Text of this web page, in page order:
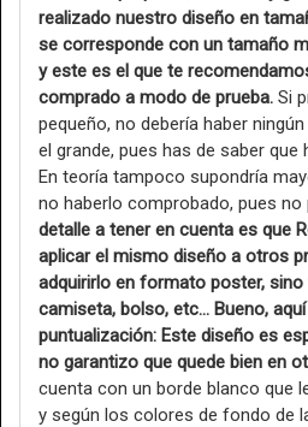
realizado nuestro diseño en
se corresponde con un tamaño
y este es el que te
comprado a modo de prueba. Si
pequeño, no debería haber
el grande, pues has de saber que
En teoría tampoco supondría
no haberlo comprobado, pues no
detalle a tener en cuenta es que
aplicar el mismo diseño a otros
adquirirlo en formato poster,
camiseta, bolso, etc… Bueno,
puntualización: Este diseño es
no garantizo que quede bien en
cuenta con un borde blanco que
y según los colores de fondo de